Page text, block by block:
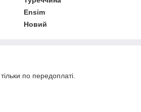
Ensim
Новий
по передоплаті.